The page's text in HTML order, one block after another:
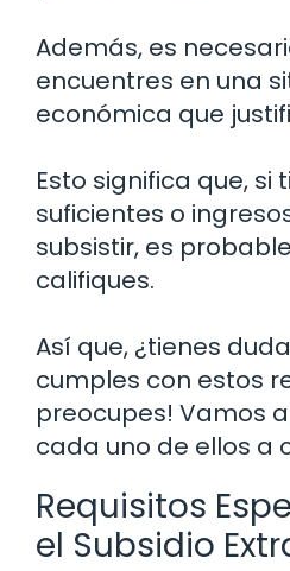
Además, es
encuentres en una
económica que
Esto significa que, si
suficientes o
subsistir, es
califiques.
Así que, ¿tienes
cumples con estos
preocupes! Vamos
cada uno de ellos a
Requisitos
el Subsidio